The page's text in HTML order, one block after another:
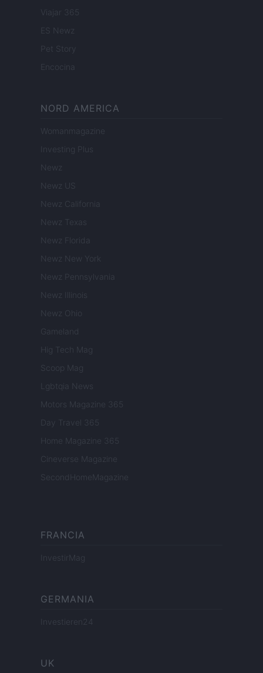
Viajar 365
ES Newz
Pet Story
Encocina
NORD AMERICA
Womanmagazine
Investing Plus
Newz
Newz US
Newz California
Newz Texas
Newz Florida
Newz New York
Newz Pennsylvania
Newz Illinois
Newz Ohio
Gameland
Hig Tech Mag
Scoop Mag
Lgbtqia News
Motors Magazine 365
Day Travel 365
Home Magazine 365
Cineverse Magazine
SecondHomeMagazine
FRANCIA
InvestirMag
GERMANIA
Investieren24
UK